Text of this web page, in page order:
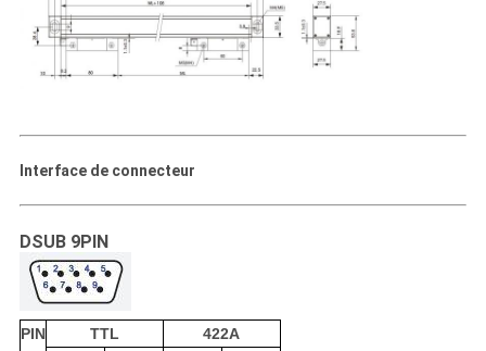
Interface de connecteur
DSUB 9PIN
PIN TTL
422A